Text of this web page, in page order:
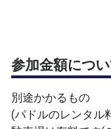
参加金額につ
別途かかるもの
(パドルのレンタル